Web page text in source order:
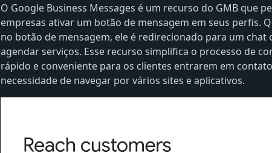
O Google Business Messages é um recurso do GMB que
empresas ativar um botão de mensagem em seus perfis.
no botão de mensagem, ele é redirecionado para um
agendar serviços. Esse recurso simplifica o processo de
rápido e conveniente para os clientes entrarem em
necessidade de navegar por vários sites e aplicativos.